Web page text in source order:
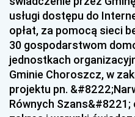
z 31 sierpnia 2017
z 30 sierpnia 2017
z 25 sierpnia 2017
z 23 sierpnia 2017
z 18 sierpnia 2017
z 9 sierpnia 2017
usługi dostępu do
opłat, za pomocą sieci
30 gospodarstwom
jednostkach
Gminie Choroszcz, w
projektu pn.
Równych